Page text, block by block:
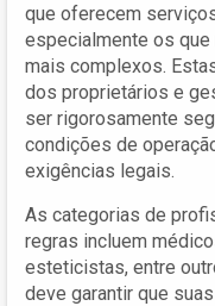
que oferecem
especialmente os
mais complexos.
dos proprietários e
ser rigorosamente
condições de
exigências legais.
As categorias de
regras incluem
esteticistas, entre
deve garantir que